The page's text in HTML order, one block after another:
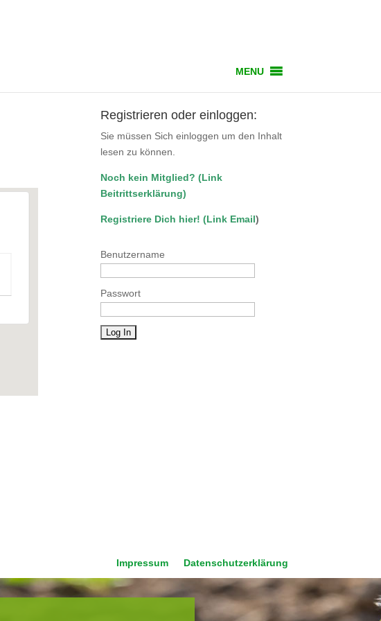
MENU
Registrieren oder einloggen:
Sie müssen Sich einloggen um den Inhalt
lesen zu können.
Noch kein Mitglied? (Link
Beitrittserklärung)
Registriere Dich hier! (Link Email)
Benutzername
Passwort
Impressum Datenschutzerklärung